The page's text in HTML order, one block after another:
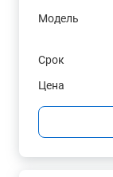
Модель
Срок
Цена